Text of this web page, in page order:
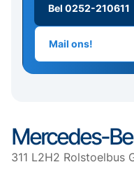
Bel 0252-210611
Mail ons!
Mercedes-
311 L2H2 Rolstoelbus